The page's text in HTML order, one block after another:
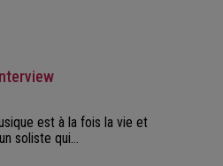
est à la fois la vie et
soliste qui…